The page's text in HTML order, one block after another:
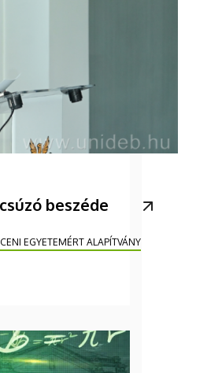
beszéde
EGYETEMÉRT ALAPÍTVÁNY